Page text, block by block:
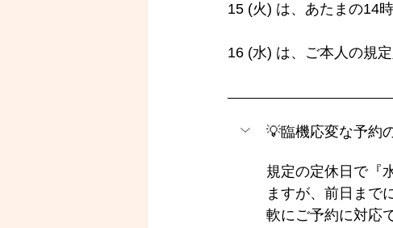
15 (火) は、あたまの14
16 (水) は、ご本人の規
💡臨機応変な予約
規定の定休日で『
ますが、前日まで
軟にご予約に対応